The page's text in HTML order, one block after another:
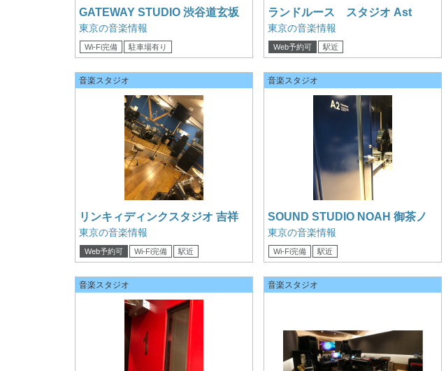
GATEWAY STUDIO 渋谷道玄坂
店 9studio
東京の音楽情報
Wi-Fi完備 駐車場有り
ランドルース スタジオ Ast
東京の音楽情報
Web予約可 駅近
音楽スタジオ
リンキィディンクスタジオ 吉祥
寺スタジオORES 1st
東京の音楽情報
Web予約可 Wi-Fi完備 駅近
音楽スタジオ
SOUND STUDIO NOAH 御茶ノ
水 A2st
東京の音楽情報
Wi-Fi完備 駅近
音楽スタジオ 音楽スタジオ